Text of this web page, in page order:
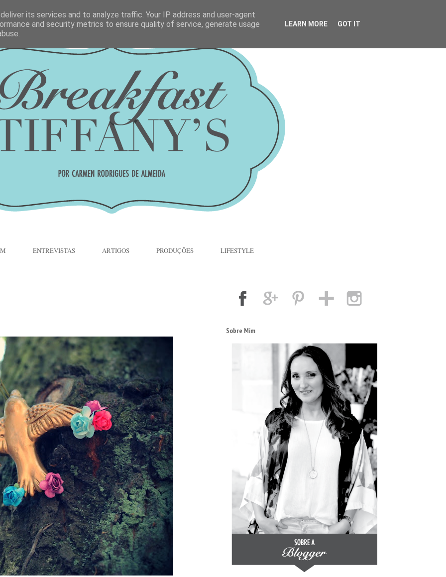
ENTREVISTAS ARTIGOS PRODUÇÕES LIFESTYLE
Sobre Mim
its services and to analyze traffic. Your IP address and user-agent
and security metrics to ensure quality of service, generate usage
LEARN MORE GOT IT